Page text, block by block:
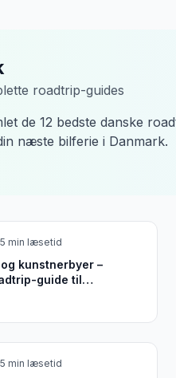
roadtrip-guides
de 12 bedste danske
næste bilferie i Danmark.
5 min læsetid
kunstnerbyer –
guide til
5 min læsetid